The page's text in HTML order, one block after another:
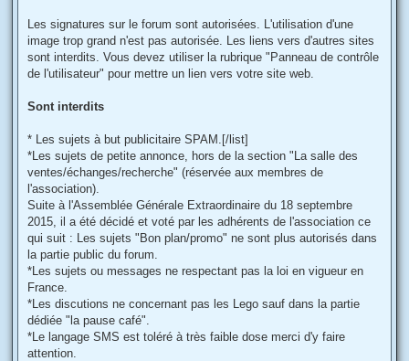
Les signatures sur le forum sont autorisées. L'utilisation d'une
image trop grand n'est pas autorisée. Les liens vers d'autres sites
sont interdits. Vous devez utiliser la rubrique "Panneau de contrôle
de l'utilisateur" pour mettre un lien vers votre site web.
Sont interdits
* Les sujets à but publicitaire SPAM.[/list]
*Les sujets de petite annonce, hors de la section "La salle des
ventes/échanges/recherche" (réservée aux membres de
l'association).
Suite à l'Assemblée Générale Extraordinaire du 18 septembre
2015, il a été décidé et voté par les adhérents de l'association ce
qui suit : Les sujets "Bon plan/promo" ne sont plus autorisés dans
la partie public du forum.
*Les sujets ou messages ne respectant pas la loi en vigueur en
France.
*Les discutions ne concernant pas les Lego sauf dans la partie
dédiée "la pause café".
*Le langage SMS est toléré à très faible dose merci d'y faire
attention.